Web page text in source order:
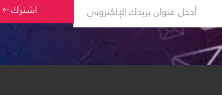
اشترك